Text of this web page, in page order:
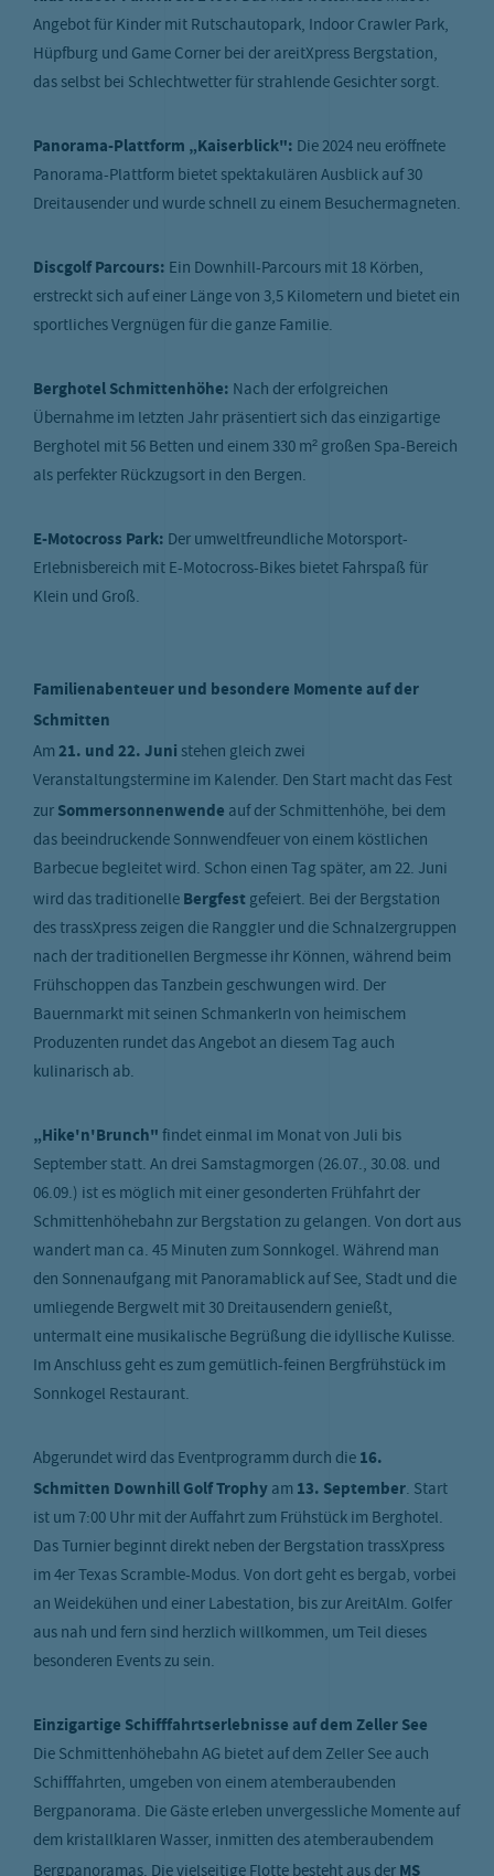
Angebot für Kinder mit Rutschautopark, Indoor Crawler Park,
Hüpfburg und Game Corner bei der areitXpress Bergstation,
das selbst bei Schlechtwetter für strahlende Gesichter sorgt.
Panorama-Plattform „Kaiserblick": Die 2024 neu eröffnete
Panorama-Plattform bietet spektakulären Ausblick auf 30
Dreitausender und wurde schnell zu einem Besuchermagneten.
Discgolf Parcours: Ein Downhill-Parcours mit 18 Körben,
erstreckt sich auf einer Länge von 3,5 Kilometern und bietet ein
sportliches Vergnügen für die ganze Familie.
Berghotel Schmittenhöhe: Nach der erfolgreichen
Übernahme im letzten Jahr präsentiert sich das einzigartige
Berghotel mit 56 Betten und einem 330 m² großen Spa-Bereich
als perfekter Rückzugsort in den Bergen.
E-Motocross Park: Der umweltfreundliche Motorsport-
Erlebnisbereich mit E-Motocross-Bikes bietet Fahrspaß für
Klein und Groß.
Familienabenteuer und besondere Momente auf der
Schmitten
Am 21. und 22. Juni stehen gleich zwei
Veranstaltungstermine im Kalender. Den Start macht das Fest
zur Sommersonnenwende auf der Schmittenhöhe, bei dem
das beeindruckende Sonnwendfeuer von einem köstlichen
Barbecue begleitet wird. Schon einen Tag später, am 22. Juni
wird das traditionelle Bergfest gefeiert. Bei der Bergstation
des trassXpress zeigen die Ranggler und die Schnalzergruppen
nach der traditionellen Bergmesse ihr Können, während beim
Frühschoppen das Tanzbein geschwungen wird. Der
Bauernmarkt mit seinen Schmankerln von heimischem
Produzenten rundet das Angebot an diesem Tag auch
kulinarisch ab.
„Hike'n'Brunch" findet einmal im Monat von Juli bis
September statt. An drei Samstagmorgen (26.07., 30.08. und
06.09.) ist es möglich mit einer gesonderten Frühfahrt der
Schmittenhöhebahn zur Bergstation zu gelangen. Von dort aus
wandert man ca. 45 Minuten zum Sonnkogel. Während man
den Sonnenaufgang mit Panoramablick auf See, Stadt und die
umliegende Bergwelt mit 30 Dreitausendern genießt,
untermalt eine musikalische Begrüßung die idyllische Kulisse.
Im Anschluss geht es zum gemütlich-feinen Bergfrühstück im
Sonnkogel Restaurant.
Abgerundet wird das Eventprogramm durch die 16.
Schmitten Downhill Golf Trophy am 13. September. Start
ist um 7:00 Uhr mit der Auffahrt zum Frühstück im Berghotel.
Das Turnier beginnt direkt neben der Bergstation trassXpress
im 4er Texas Scramble-Modus. Von dort geht es bergab, vorbei
an Weidekühen und einer Labestation, bis zur AreitAlm. Golfer
aus nah und fern sind herzlich willkommen, um Teil dieses
besonderen Events zu sein.
Einzigartige Schifffahrtserlebnisse auf dem Zeller See
Die Schmittenhöhebahn AG bietet auf dem Zeller See auch
Schifffahrten, umgeben von einem atemberaubenden
Bergpanorama. Die Gäste erleben unvergessliche Momente auf
dem kristallklaren Wasser, inmitten des atemberaubendem
MS